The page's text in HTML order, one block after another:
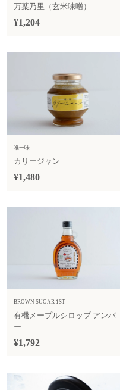
万葉乃里（玄米味噌）
¥1,204
唯一味
カリージャン
¥1,480
BROWN SUGAR 1ST
有機メープルシロップ アンバ
ー
¥1,792